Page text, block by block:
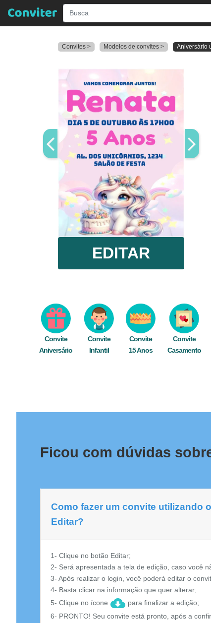
Convites > Modelos de convites > Aniversário
EDITAR
Convite
Aniversário
Convite
Infantil
Convite
15 Anos
Convite
Casamento
Ficou com dúvidas
Como fazer um convite utilizando
Editar?
1- Clique no botão Editar;
2- Será apresentada a tela de edição, caso você
3- Após realizar o login, você poderá editar o
4- Basta clicar na informação que quer alterar;
5- Clique no ícone
para finalizar a edição;
6- PRONTO! Seu convite está pronto, após a